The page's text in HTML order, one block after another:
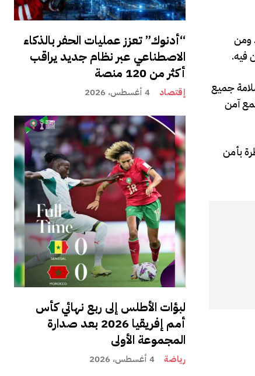
“أدنوك” تعزز عمليات الحفر بالذكاء
الاصطناعي عبر نظام جديد يراقب
أكثر من 120 منصة
إقتصاد 4 أغسطس، 2026
لبؤات الأطلس إلى ربع نهائي كأس
أمم إفريقيا 2026 بعد صدارة
المجموعة الأولى
رياضة 4 أغسطس، 2026
ومن
فيه.
جميع
آمن
بأمن